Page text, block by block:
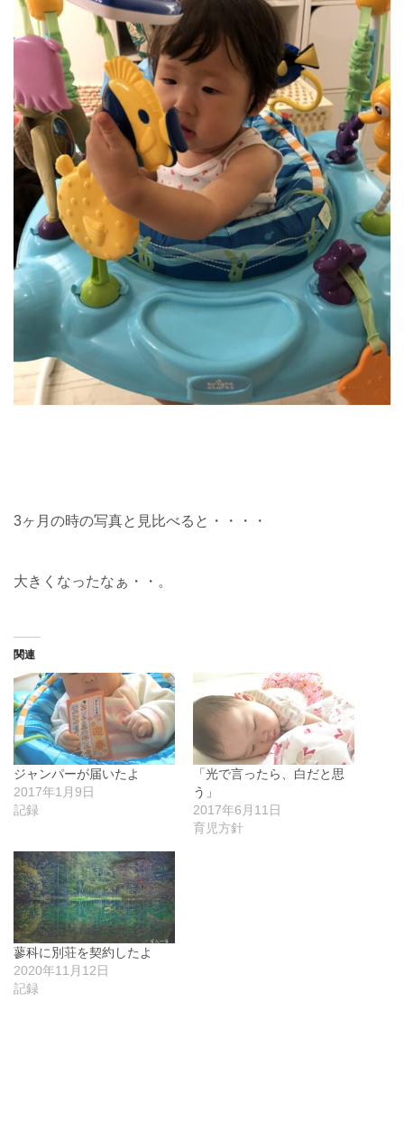
3ヶ月の時の写真と見比べると・・・・
大きくなったなぁ・・。
関連
ジャンパーが届いたよ
2017年1月9日
記録
「光で言ったら、白だと思
う」
2017年6月11日
育児方針
蓼科に別荘を契約したよ
2020年11月12日
記録